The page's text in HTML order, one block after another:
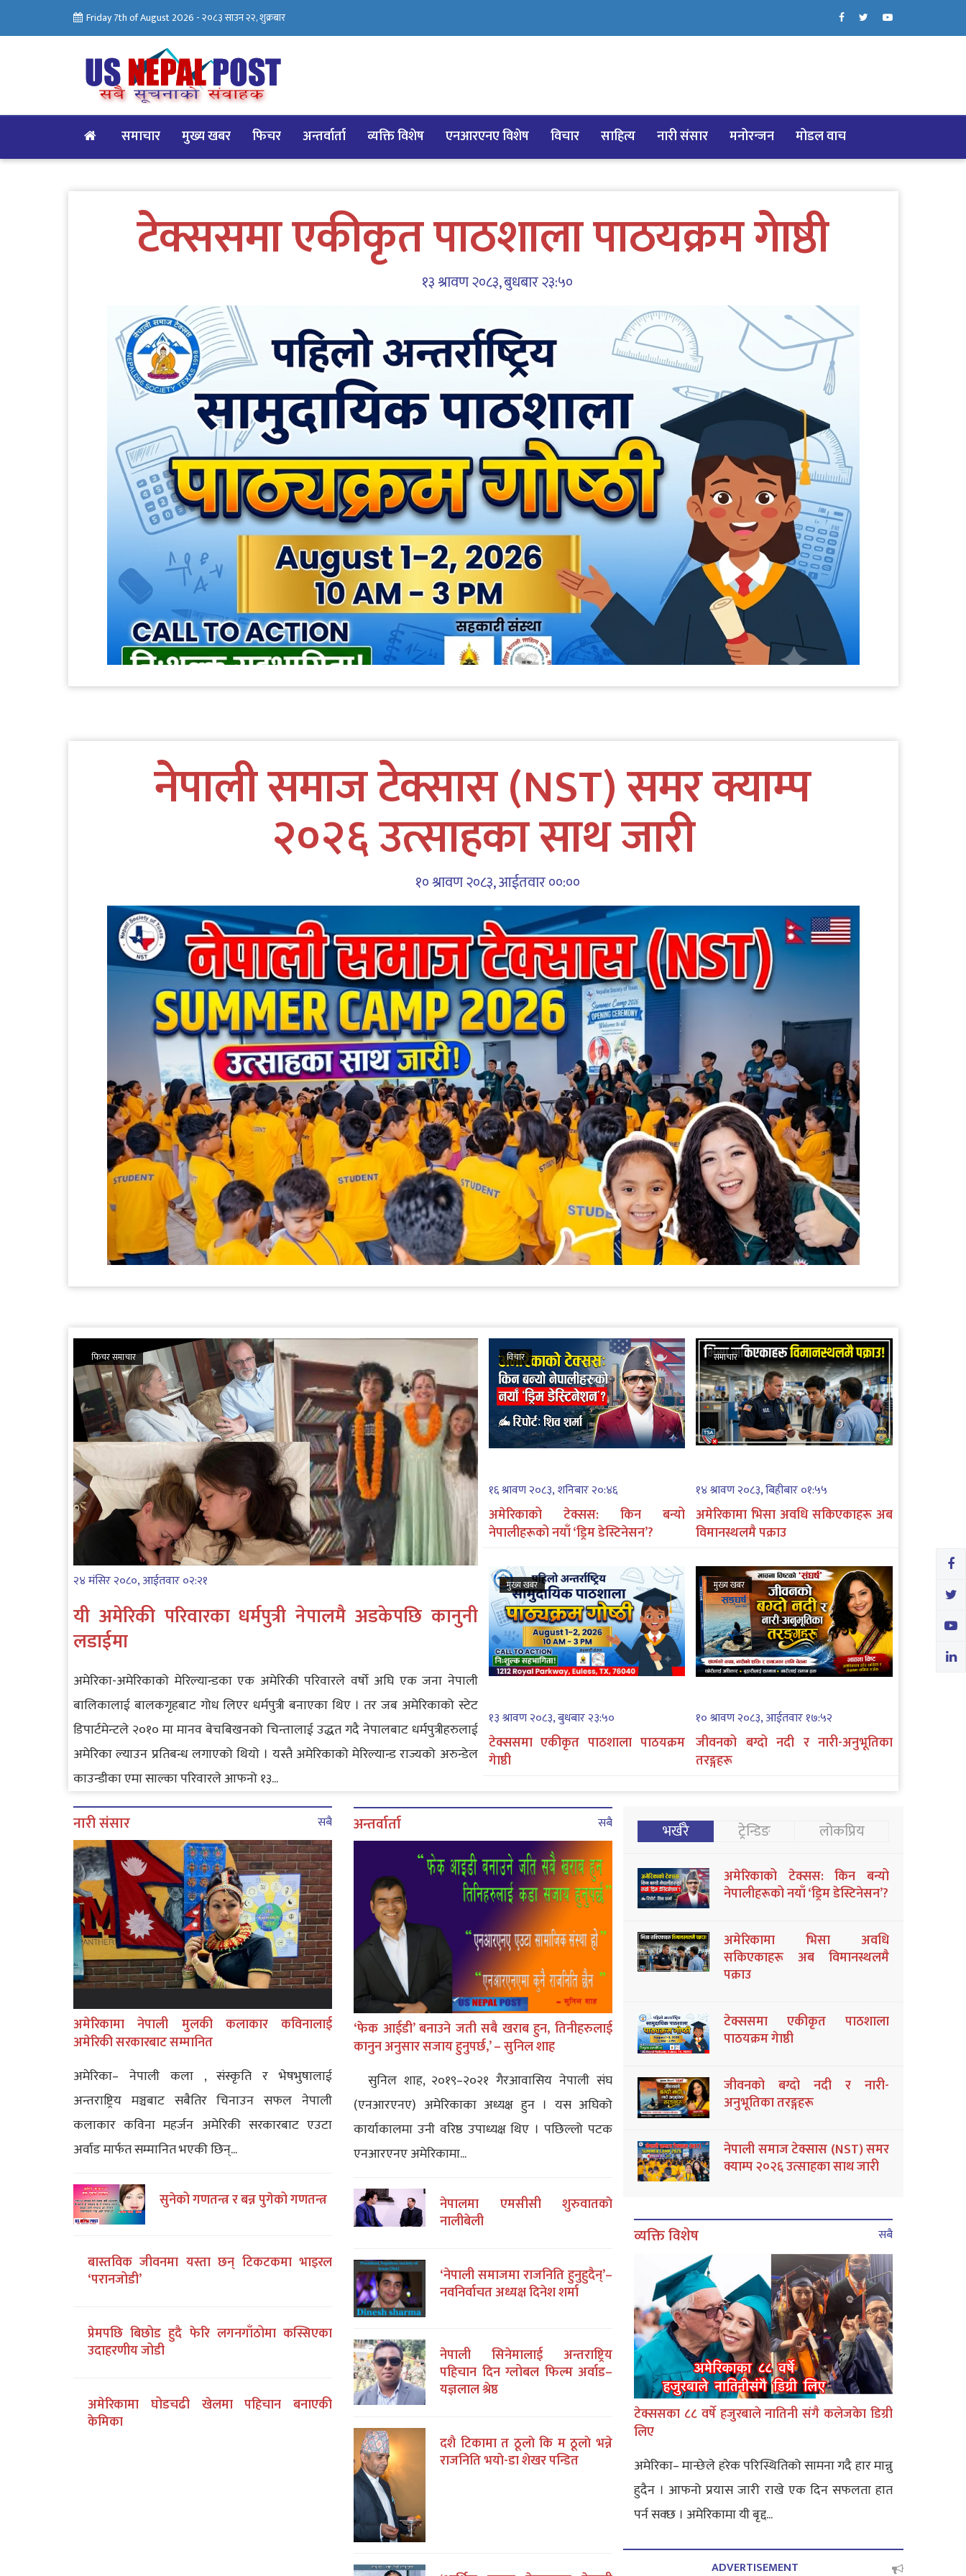
Friday 7th of August 2026 -२०८३ साउन २२, शुक्रबार
समाचार मुख्य खबर फिचर अन्तर्वार्ता व्यक्ति विशेष एनआरएनए विशेष विचार साहित्य नारी संसार मनोरन्जन मोडल वाच
टेक्ससमा एकीकृत पाठशाला पाठयक्रम गेाष्ठी
१३ श्रावण २०८३, बुधबार २३:५०
नेपाली समाज टेक्सास (NST) समर क्याम्प
२०२६ उत्साहका साथ जारी
१० श्रावण २०८३, आईतवार ००:००
फिचर समाचार
२४ मंसिर २०८०, आईतवार ०२:२१
यी अमेरिकी परिवारका धर्मपुत्री नेपालमै अडकेपछि कानुनी
लडाईमा
अमेरिका-अमेरिकाको मेरिल्यान्डका एक अमेरिकी परिवारले वर्षो अघि एक जना नेपाली
बालिकालाई बालकगृहबाट गोध लिएर धर्मपुत्री बनाएका थिए । तर जब अमेरिकाको स्टेट
डिपार्टमेन्टले २०१० मा मानव बेचबिखनको चिन्तालाई उद्धत गदै नेपालबाट धर्मपुत्रीहरुलाई
अमेरिका ल्याउन प्रतिबन्ध लगाएको थियो । यस्तै अमेरिकाको मेरिल्यान्ड राज्यको अरुन्डेल
काउन्डीका एमा साल्का परिवारले आफनो १३...
विचार
१६ श्रावण २०८३, शनिबार २०:४६
अमेरिकाको टेक्सस: किन बन्यो
नेपालीहरूको नयाँ ‘ड्रिम डेस्टिनेसन’?
समाचार
१४ श्रावण २०८३, बिहीबार ०१:५५
अमेरिकामा भिसा अवधि सकिएकाहरू अब
विमानस्थलमै पक्राउ
मुख्य खबर
१३ श्रावण २०८३, बुधबार २३:५०
टेक्ससमा एकीकृत पाठशाला पाठयक्रम
गेाष्ठी
मुख्य खबर
१० श्रावण २०८३, आईतवार १७:५२
जीवनको बग्दो नदी र नारी-अनुभूतिका
तरङ्गहरू
नारी संसार सबै
अमेरिकामा नेपाली मुलकी कलाकार कविनालाई
अमेरिकी सरकारबाट सम्मानित
अमेरिका– नेपाली कला , संस्कृति र भेषभुषालाई
अन्तराष्ट्रिय मञ्चबाट सबैतिर चिनाउन सफल नेपाली
कलाकार कविना महर्जन अमेरिकी सरकारबाट एउटा
अर्वाड मार्फत सम्मानित भएकी छिन्...
सुनेको गणतन्त्र र बन्न पुगेको गणतन्त्र
बास्तविक जीवनमा यस्ता छन् टिकटकमा भाइरल
‘परानजोडी’
प्रेमपछि बिछोड हुदै फेरि लगनगाँठोमा कस्सिएका
उदाहरणीय जोडी
अमेरिकामा घोडचढी खेलमा पहिचान बनाएकी
केमिका
अन्तर्वार्ता सबै
‘फेक आईडी’ बनाउने जती सबै खराब हुन, तिनीहरुलाई
कानुन अनुसार सजाय हुनुपर्छ,’ – सुनिल शाह
सुनिल शाह, २०१९–२०२१ गैरआवासिय नेपाली संघ
(एनआरएनए) अमेरिकाका अध्यक्ष हुन । यस अघिको
कार्याकालमा उनी वरिष्ठ उपाध्यक्ष थिए । पछिल्लो पटक
एनआरएनए अमेरिकामा...
नेपालमा एमसीसी शुरुवातकाे
नालीबेली
‘नेपाली समाजमा राजनिति हुनुहुदैन्’–
नवनिर्वाचत अध्यक्ष दिनेश शर्मा
नेपाली सिनेमालाई अन्तराष्ट्रिय
पहिचान दिन ग्लोबल फिल्म अर्वाड–
यज्ञलाल श्रेष्ठ
दशै टिकामा त ठूलाे कि म ठूलाे भन्ने
राजनिति भयाे-डा शेखर पन्डित
भर्खरै ट्रेन्डिङ लोकप्रिय
अमेरिकाको टेक्सस: किन बन्यो
नेपालीहरूको नयाँ ‘ड्रिम डेस्टिनेसन’?
अमेरिकामा भिसा अवधि
सकिएकाहरू अब विमानस्थलमै
पक्राउ
टेक्ससमा एकीकृत पाठशाला
पाठयक्रम गेाष्ठी
जीवनको बग्दो नदी र नारी-
अनुभूतिका तरङ्गहरू
नेपाली समाज टेक्सास (NST) समर
क्याम्प २०२६ उत्साहका साथ जारी
व्यक्ति विशेष सबै
टेक्ससका ८८ वर्षे हजुरबाले नातिनी संगै कलेजकेा डिग्री
लिए
अमेरिका– मान्छेले हरेक परिस्थितिको सामना गदै हार मान्नु
हुदैन । आफनो प्रयास जारी राखे एक दिन सफलता हात
पर्न सक्छ । अमेरिकामा यी बृद्द...
ADVERTISEMENT